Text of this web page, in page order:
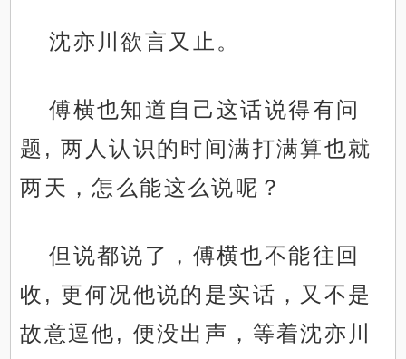
沈亦川欲言又止。
傅横也知道自己这话说得有问
题, 两人认识的时间满打满算也就
两天，怎么能这么说呢？
但说都说了，傅横也不能往回
收, 更何况他说的是实话，又不是
故意逗他, 便没出声，等着沈亦川